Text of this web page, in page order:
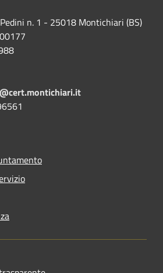
n. 1 - 25018 Montichiari (BS)